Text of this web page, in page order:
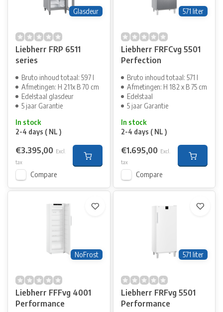
Glasdeur
Liebherr FRP 6511
series
Bruto inhoud totaal: 597 l
Afmetingen: H 211x B 70 cm
Edelstaal glasdeur
5 jaar Garantie
In stock
2-4 days ( NL )
€3.395,00 Excl.
tax
Compare
571 liter
Liebherr FRFCvg 5501
Perfection
Bruto inhoud totaal: 571 l
Afmetingen: H 182 x B 75 cm
Edelstaal
5 jaar Garantie
In stock
2-4 days ( NL )
€1.695,00 Excl.
tax
Compare
NoFrost
Liebherr FFFvg 4001
Performance
571 liter
Liebherr FRFvg 5501
Performance